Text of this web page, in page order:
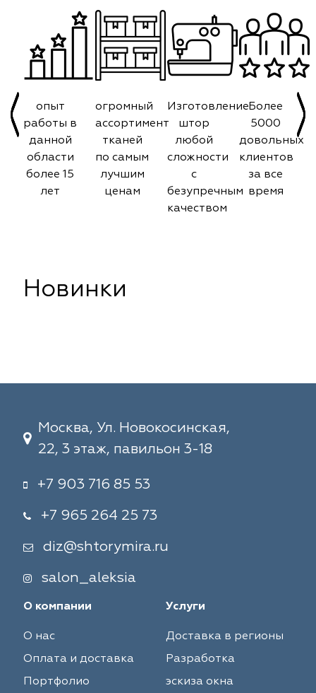
опыт
работы в
данной
области
более 15
лет
огромный
ассортимент
тканей
по самым
лучшим
ценам
Изготовление
штор
любой
сложности
с
безупречным
качеством
Более
5000
довольных
клиентов
за все
время
Новинки
Москва, Ул. Новокосинская,
22, 3 этаж, павильон 3-18
+7 903 716 85 53
+7 965 264 25 73
diz@shtorymira.ru
salon_aleksia
О компании
О нас
Оплата и доставка
Портфолио
Услуги
Доставка в регионы
Разработка
эскиза окна